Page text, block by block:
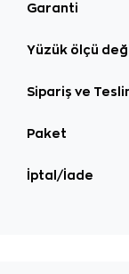
Garanti
Yüzük ölçü
Sipariş ve
Paket
İptal/İade